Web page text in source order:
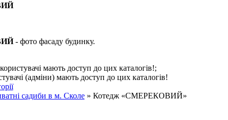
- фото фасаду будинку.
мають доступ до цих каталогів!;
(адміни) мають доступ до цих каталогів!
садиби в м. Сколе» Котедж «СМЕРЕКОВИЙ»